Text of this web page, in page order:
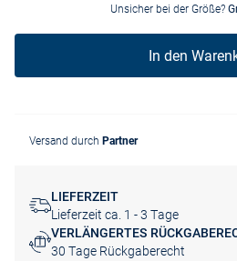
Unsicher bei der Größe?
In den
Versand durch Partner
LIEFERZEIT
Lieferzeit ca. 1 - 3 Tage
VERLÄNGERTES
30 Tage Rückgaberecht